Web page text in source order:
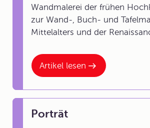
Artikel lesen
Wandmalerei der frühen
zur Wand-, Buch- und
Mittelalters und der
Porträt